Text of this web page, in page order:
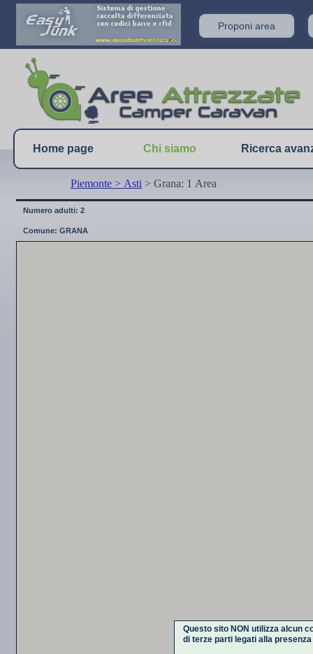
Home page Chi siamo Ricerca
Numero adulti: 2
Comune: GRANA
Piemonte > Asti > Grana: 1 Area
Proponi area
Questo sito NON utilizza alcun
di terze parti legati alla